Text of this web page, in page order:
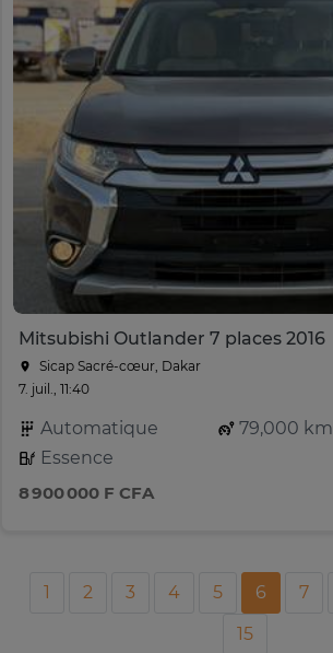
Mitsubishi Outlander 7 places 2016
Sicap Sacré-cœur, Dakar
7. juil., 11:40
Automatique
79,000 km
Essence
8 900 000 F CFA
1 2 3 4 5 6 7
15